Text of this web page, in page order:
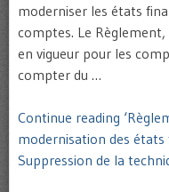
moderniser les états
comptes. Le
en vigueur pour les
compter du …
Continue reading
modernisation des
Suppression de la